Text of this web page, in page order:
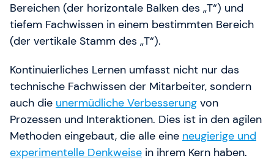
Bereichen (der horizontale Balken des „T“) und
tiefem Fachwissen in einem bestimmten Bereich
(der vertikale Stamm des „T“).
Kontinuierliches Lernen umfasst nicht nur das
technische Fachwissen der Mitarbeiter, sondern
auch die unermüdliche Verbesserung von
Prozessen und Interaktionen. Dies ist in den agilen
Methoden eingebaut, die alle eine neugierige und
experimentelle Denkweise in ihrem Kern haben.